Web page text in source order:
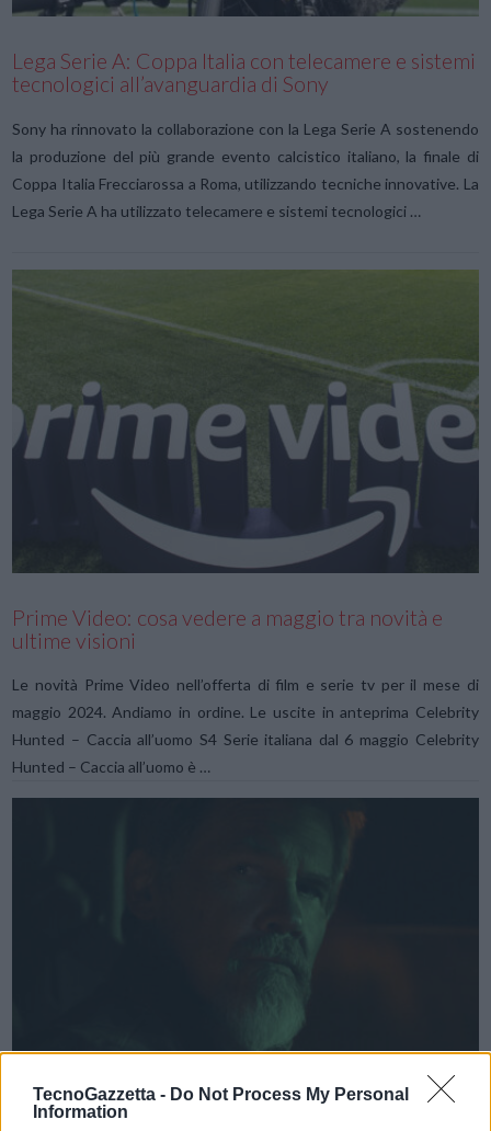
TecnoGazzetta - Do Not Process My Personal
Information
Lega Serie A: Coppa Italia con telecamere e sistemi
tecnologici all’avanguardia di Sony
Sony ha rinnovato la collaborazione con la Lega Serie A sostenendo
la produzione del più grande evento calcistico italiano, la finale di
Coppa Italia Frecciarossa a Roma, utilizzando tecniche innovative. La
Lega Serie A ha utilizzato telecamere e sistemi tecnologici …
Prime Video: cosa vedere a maggio tra novità e
ultime visioni
Le novità Prime Video nell’offerta di film e serie tv per il mese di
maggio 2024. Andiamo in ordine. Le uscite in anteprima Celebrity
Hunted – Caccia all’uomo S4 Serie italiana dal 6 maggio Celebrity
Hunted – Caccia all’uomo è …